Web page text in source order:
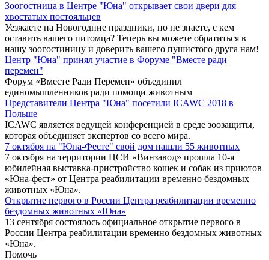
Зоогостница в Центре "Юна" открывает свои двери для
хвостатых постояльцев
Уезжаете на Новогодние праздники, но не знаете, с кем
оставить вашего питомца? Теперь вы можете обратиться в
нашу зоогостиницу и доверить вашего пушистого друга нам!
Центр "Юна" принял участие в Форуме "Вместе ради
перемен"
Форум «Вместе Ради Перемен» объединил
единомышленников ради помощи животным
Представители Центра "Юна" посетили ICAWC 2018 в
Польше
ICAWC является ведущей конференцией в среде зоозащиты,
которая объединяет экспертов со всего мира.
7 октября на "Юна-Фесте" свой дом нашли 55 животных
7 октября на территории ЦСИ «Винзавод» прошла 10-я
юбилейная выставка-пристройство кошек и собак из приютов
«Юна-фест» от Центра реабилитации временно бездомных
животных «Юна».
Открытие первого в России Центра реабилитации временно
бездомных животных «Юна»
13 сентября состоялось официальное открытие первого в
России Центра реабилитации временно бездомных животных
«Юна».
Помочь